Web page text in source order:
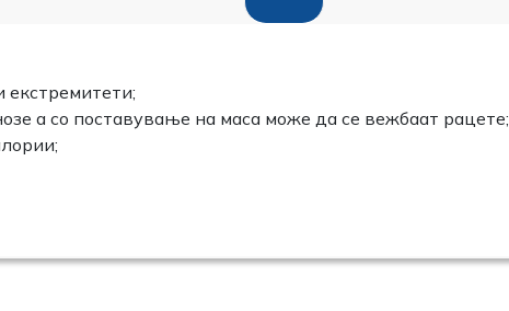
а со поставување на маса може да се вежбаат рацете;